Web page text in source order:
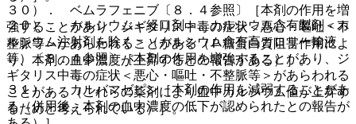
３０）． ベムラフェニブ〔８．４参照〕［本剤の作用を増
強することがあり、ジギタリス中毒の症状＜悪心・嘔吐・不
整脈等＞があらわれることがある（Ｐ糖蛋白質阻害作用によ
り、本剤の血中濃度が上昇するとの報告がある）］。
３１）． カルバマゼピン［本剤の作用を減弱することがあ
る（併用後、本剤の血中濃度の低下が認められたとの報告が
２０）． カルシウム＜経口剤＞、カルシウム含有製剤＜カ
ルシウム注射剤を除く＞（カルシウム含有高カロリー輸液
等）〔８．４参照〕［本剤の作用を増強することがあり、ジ
ギタリス中毒の症状＜悪心・嘔吐・不整脈等＞があらわれる
ことがある（これらの薬剤により血中カルシウム値が上昇す
るためと考えられている）］。